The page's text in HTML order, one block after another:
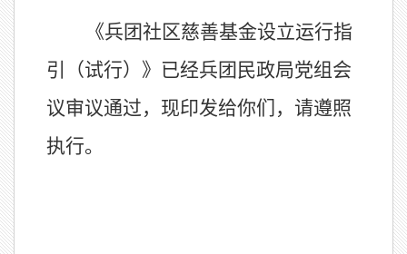
《兵团社区慈善基金设立运行指
引（试行）》已经兵团民政局党组会
议审议通过，现印发给你们，请遵照
执行。